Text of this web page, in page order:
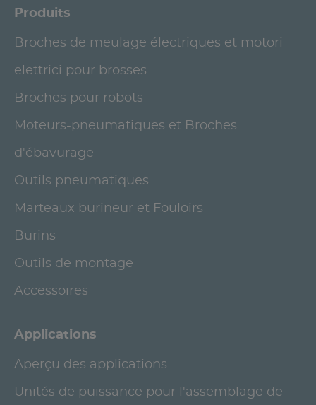
Produits
Broches de meulage électriques et motori
elettrici pour brosses
Broches pour robots
Moteurs-pneumatiques et Broches
d'ébavurage
Outils pneumatiques
Marteaux burineur et Fouloirs
Burins
Outils de montage
Accessoires
Applications
Aperçu des applications
Unités de puissance pour l'assemblage de